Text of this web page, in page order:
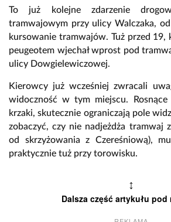
To już kolejne zdarzenie
tramwajowym przy ulicy Walczaka,
kursowanie tramwajów. Tuż przed 19,
peugeotem wjechał wprost pod
ulicy Dowgielewiczowej.
Kierowcy już wcześniej zwracali
widoczność w tym miejscu.
krzaki, skutecznie ograniczają pole
zobaczyć, czy nie nadjeżdża tramwaj
od skrzyżowania z Czereśniową),
praktycznie tuż przy torowisku.
↕
Dalsza część artykułu pod